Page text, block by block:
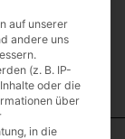
auf unserer
andere uns
(z. B. IP-
oder die
über
in die